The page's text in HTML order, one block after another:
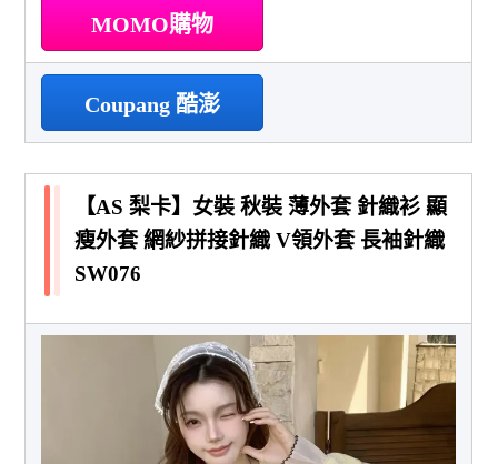
MOMO購物
Coupang 酷澎
【AS 梨卡】女裝 秋裝 薄外套 針織衫 顯
瘦外套 網紗拼接針織 V領外套 長袖針織
SW076